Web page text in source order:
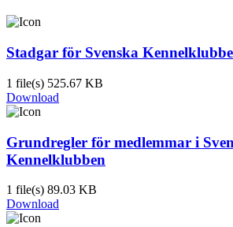
Stadgar för Svenska
1 file(s) 525.67 KB
Download
Grundregler för medlemmar i
Kennelklubben
1 file(s) 89.03 KB
Download